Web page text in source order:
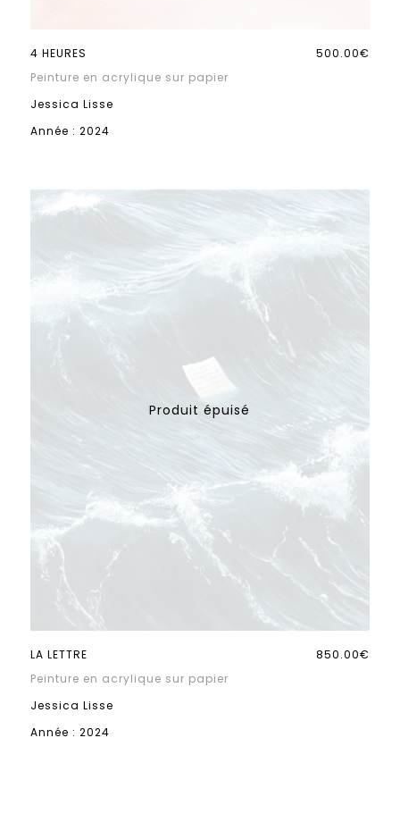
4 HEURES
Peinture en acrylique sur papier
Jessica Lisse
Année : 2024
500.00€
LA LETTRE
Peinture en acrylique sur papier
Jessica Lisse
Année : 2024
850.00€